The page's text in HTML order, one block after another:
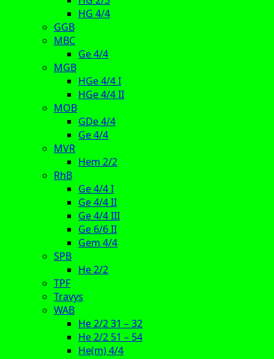
HG 4/4
GGB
MBC
Ge 4/4
MGB
HGe 4/4 I
HGe 4/4 II
MOB
GDe 4/4
Ge 4/4
MVR
Hem 2/2
RhB
Ge 4/4 I
Ge 4/4 II
Ge 4/4 III
Ge 6/6 II
Gem 4/4
SPB
He 2/2
TPF
Travys
WAB
He 2/2 31 – 32
He 2/2 51 – 54
He(m) 4/4